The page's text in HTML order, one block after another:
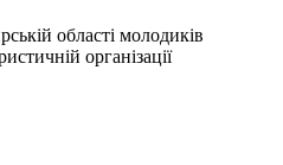
області молодиків
організації